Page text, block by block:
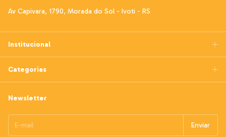
Av Capivara, 1790, Morada do Sol - Ivoti - RS
Institucional
Categorias
Newsletter